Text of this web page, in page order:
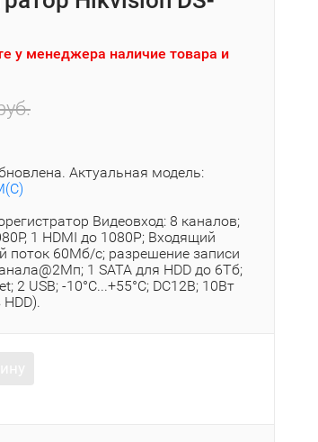
у менеджера наличие товара и
Актуальная модель:
Видеовход: 8 каналов;
1 HDMI до 1080Р; Входящий
поток 60Мб/с; разрешение записи
1 SATA для HDD до 6Тб;
2 USB; -10°C...+55°C; DC12В; 10Вт